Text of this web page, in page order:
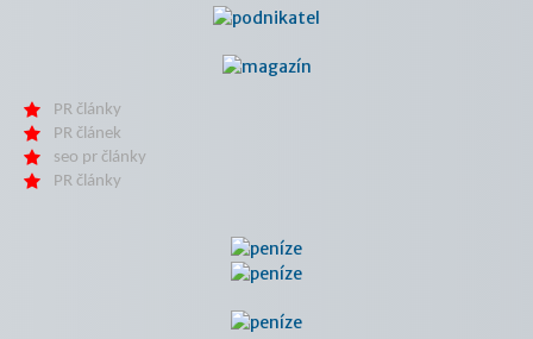
PR články
PR článek
seo pr články
PR články